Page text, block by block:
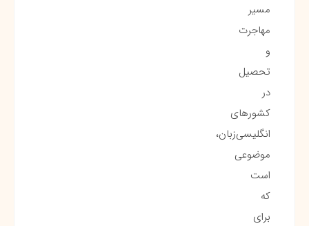
مسیر
مهاجرت
و
تحصیل
در
کشورهای
انگلیسی‌زبان،
موضوعی
است
که
برای